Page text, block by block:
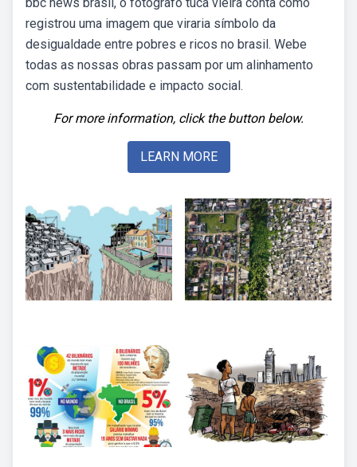
registrou uma imagem que viraria símbolo da
desigualdade entre pobres e ricos no brasil. Webe
todas as nossas obras passam por um alinhamento
com sustentabilidade e impacto social.
For more information, click the button below.
LEARN MORE